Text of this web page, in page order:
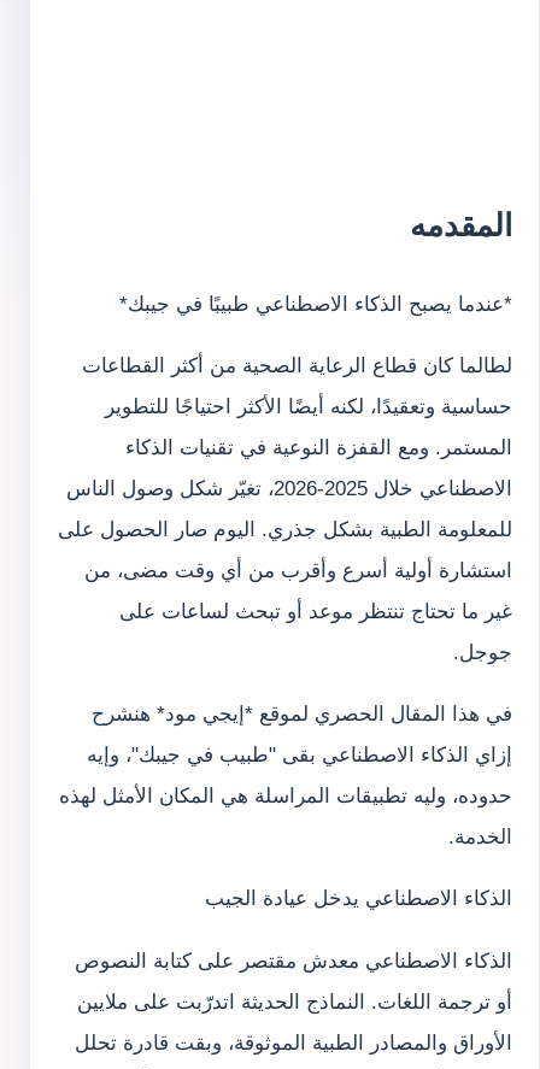
المقدمه
*عندما يصبح الذكاء الاصطناعي طبيبًا في جيبك*
لطالما كان قطاع الرعاية الصحية من أكثر القطاعات
حساسية وتعقيدًا، لكنه أيضًا الأكثر احتياجًا للتطوير
المستمر. ومع القفزة النوعية في تقنيات الذكاء
الاصطناعي خلال 2025-2026، تغيّر شكل وصول الناس
للمعلومة الطبية بشكل جذري. اليوم صار الحصول على
استشارة أولية أسرع وأقرب من أي وقت مضى، من
غير ما تحتاج تنتظر موعد أو تبحث لساعات على
جوجل.
في هذا المقال الحصري لموقع *إيجي مود* هنشرح
إزاي الذكاء الاصطناعي بقى "طبيب في جيبك"، وإيه
حدوده، وليه تطبيقات المراسلة هي المكان الأمثل لهذه
الخدمة.
الذكاء الاصطناعي يدخل عيادة الجيب
الذكاء الاصطناعي معدش مقتصر على كتابة النصوص
أو ترجمة اللغات. النماذج الحديثة اتدرّبت على ملايين
الأوراق والمصادر الطبية الموثوقة، وبقت قادرة تحلل